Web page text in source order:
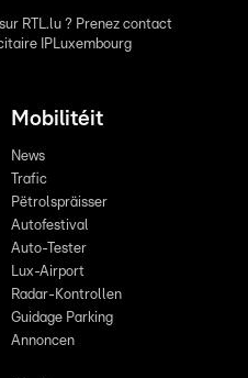
RTL.lu ? Prenez contact
IPLuxembourg
Mobilitéit
News
Trafic
Pëtrolspräisser
Autofestival
Auto-Tester
Lux-Airport
Radar-Kontrollen
Guidage Parking
Annoncen